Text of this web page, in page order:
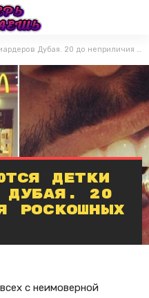
Дубая. 20 до неприличия роскошных фото.
детки
Дубая. 20
роскошных
с неимоверной